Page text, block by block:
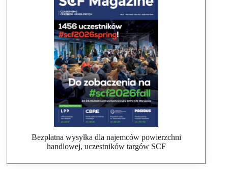
Bezpłatna wysyłka dla najemców powierzchni
handlowej, uczestników targów SCF